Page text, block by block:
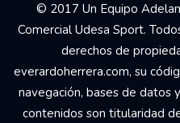
© 2017 Un Equipo
Comercial Udesa Sport.
derechos de
everardoherrera.com, su
navegación, bases de
contenidos son titularidad